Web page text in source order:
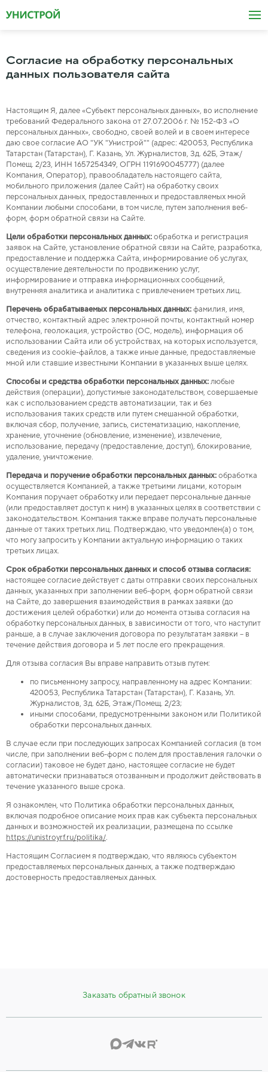
Согласие на обработку персональных
данных пользователя сайта
Настоящим Я, далее «Субъект персональных данных», во исполнение
требований Федерального закона от 27.07.2006 г. № 152-ФЗ «О
персональных данных», свободно, своей волей и в своем интересе
даю свое согласиеАО "УК "Унистрой"" (адрес: 420053, Республика
Татарстан (Татарстан), Г. Казань, Ул. Журналистов, Зд. 62Б, Этаж/
Помещ. 2/23, ИНН 1657254349, ОГРН 1191690045777) (далее
Компания, Оператор), правообладатель настоящего сайта,
мобильного приложения (далее Сайт) на обработку своих
персональных данных, предоставленных и предоставляемых мной
Компании любыми способами, в том числе, путем заполнения веб-
форм, форм обратной связи на Сайте.
Цели обработки персональных данных:обработка и регистрация
заявок на Сайте, установление обратной связи на Сайте, разработка,
предоставление и поддержка Сайта, информирование об услугах,
осуществление деятельности по продвижению услуг,
информирование и отправка информационных сообщений,
внутренняя аналитика и аналитика с привлечением третьих лиц.
Перечень обрабатываемых персональных данных:фамилия, имя,
отчество, контактный адрес электронной почты, контактный номер
телефона, геолокация, устройство (ОС, модель), информация об
использовании Сайта или об устройствах, на которых используется,
сведения из cookie-файлов, а также иные данные, предоставляемые
мной или ставшие известными Компании в указанных выше целях.
Способы и средства обработки персональных данных:любые
действия (операции), допустимые законодательством, совершаемые
как с использованием средств автоматизации, так и без
использования таких средств или путем смешанной обработки,
включая сбор, получение, запись, систематизацию, накопление,
хранение, уточнение (обновление, изменение), извлечение,
использование, передачу (предоставление, доступ), блокирование,
удаление, уничтожение.
Передача и поручение обработки персональных данных:обработка
осуществляется Компанией, а также третьими лицами, которым
Компания поручает обработку или передает персональные данные
(или предоставляет доступ к ним) в указанных целях в соответствии с
законодательством. Компания также вправе получать персональные
данные от таких третьих лиц. Подтверждаю, что уведомлен(а) о том,
что могу запросить у Компании актуальную информацию о таких
третьих лицах.
Срок обработки персональных данных и способ отзыва согласия:
настоящее согласие действует с даты отправки своих персональных
данных, указанных при заполнении веб-форм, форм обратной связи
на Сайте, до завершения взаимодействия в рамках заявки (до
достижения целей обработки) или до момента отзыва согласия на
обработку персональных данных, в зависимости от того, что наступит
раньше, а в случае заключения договора по результатам заявки – в
течение действия договора и 5 лет после его прекращения.
Для отзыва согласия Вы вправе направить отзыв путем:
по письменному запросу, направленному на адрес Компании:
420053, Республика Татарстан (Татарстан), Г. Казань, Ул.
Журналистов, Зд. 62Б, Этаж/Помещ. 2/23;
иными способами, предусмотренными законом или Политикой
обработки персональных данных.
В случае если при последующих запросах Компанией согласия (в том
числе, при заполнении веб-форм с полем для проставления галочки о
согласии) таковое не будет дано, настоящее согласие не будет
автоматически признаваться отозванным и продолжит действовать в
течение указанного выше срока.
Я ознакомлен, что Политика обработки персональных данных,
включая подробное описание моих прав как субъекта персональных
данных и возможностей их реализации, размещена по ссылке
https://unistroyrf.ru/politika/.
Настоящим Согласием я подтверждаю, что являюсь субъектом
предоставляемых персональных данных, а также подтверждаю
достоверность предоставляемых данных.
Заказать обратный звонок